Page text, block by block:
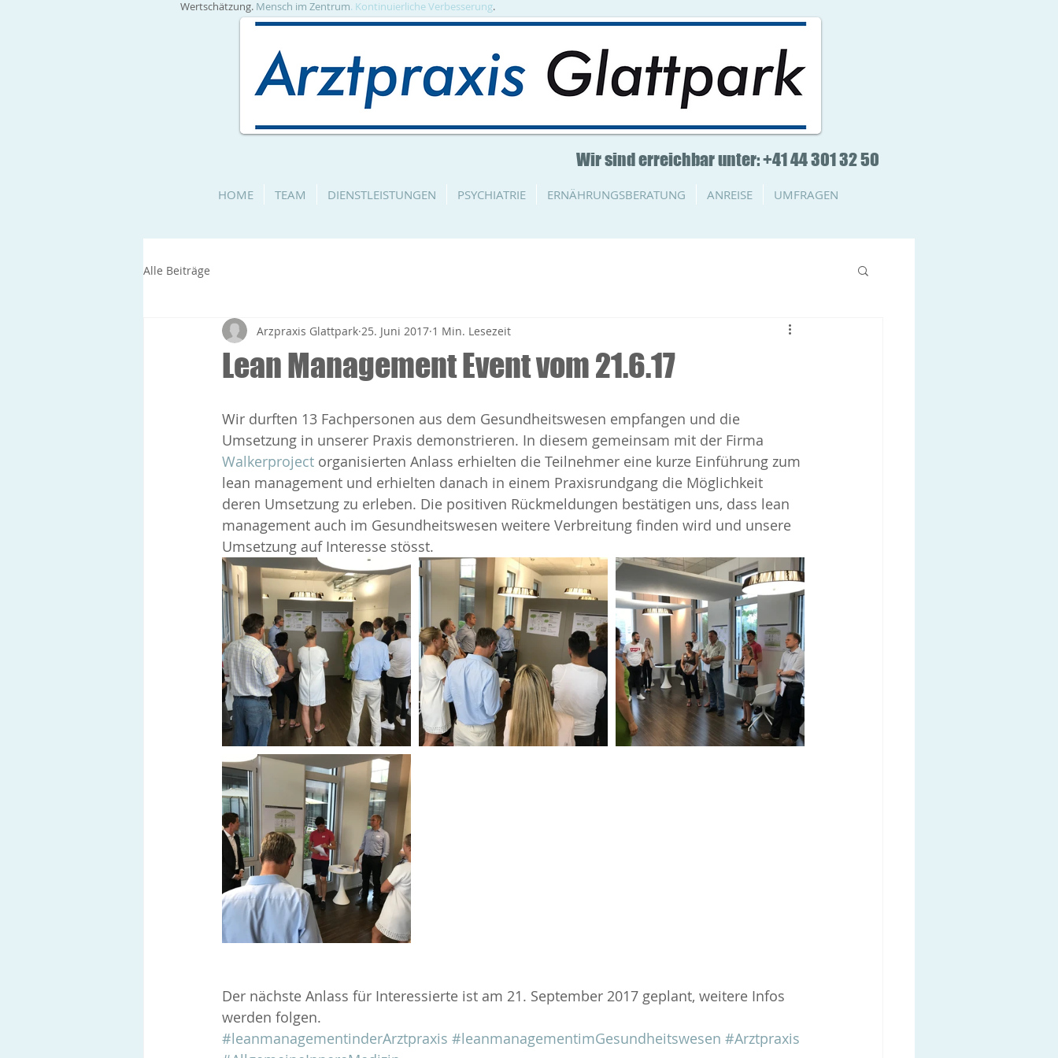
Wertschätzung. Mensch im Zentrum. Kontinuierliche Verbesserung.
Wir sind erreichbar unter: +41 44 301 32 50
HOME TEAM DIENSTLEISTUNGEN PSYCHIATRIE ERNÄHRUNGSBERATUNG ANREISE UMFRAGEN
Alle Beiträge
Lean Management Event vom 21.6.17
Arzpraxis Glattpark 25. Juni 2017 1 Min. Lesezeit
Wir durften 13 Fachpersonen aus dem Gesundheitswesen empfangen und die
Umsetzung in unserer Praxis demonstrieren. In diesem gemeinsam mit der Firma
Walkerproject organisierten Anlass erhielten die Teilnehmer eine kurze Einführung zum
lean management und erhielten danach in einem Praxisrundgang die Möglichkeit
deren Umsetzung zu erleben. Die positiven Rückmeldungen bestätigen uns, dass lean
management auch im Gesundheitswesen weitere Verbreitung finden wird und unsere
Umsetzung auf Interesse stösst.
Der nächste Anlass für Interessierte ist am 21. September 2017 geplant, weitere Infos
werden folgen.
#leanmanagementinderArztpraxis #leanmanagementimGesundheitswesen #Arztpraxis